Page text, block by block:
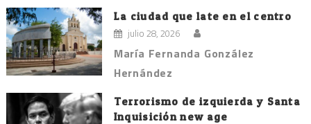
La ciudad que late en el centro
julio 28, 2026
María Fernanda González
Hernández
Terrorismo de izquierda y Santa
Inquisición new age